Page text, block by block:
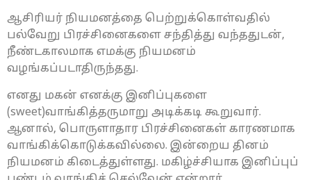
ஆசிரியர் நியமனத்தை பெற்றுக்கொள்வதில்
பல்வேறு பிரச்சினைகளை சந்தித்து வந்ததுடன்,
நீண்டகாலமாக எமக்கு நியமனம்
வழங்கப்படாதிருந்தது.
எனது மகன் எனக்கு இனிப்புகளை
(sweet)வாங்கித்தருமாறு அடிக்கடி கூறுவார்.
ஆனால், பொருளாதார பிரச்சினைகள் காரணமாக
வாங்கிக்கொடுக்கவில்லை. இன்றைய தினம்
நியமனம் கிடைத்துள்ளது. மகிழ்ச்சியாக இனிப்புப்